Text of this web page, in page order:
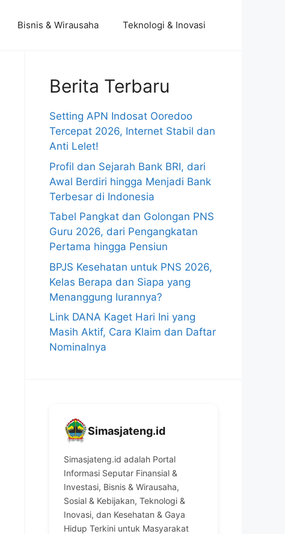
Bisnis & Wirausaha Teknologi & Inovasi
Berita Terbaru
Setting APN Indosat Ooredoo
Tercepat 2026, Internet Stabil dan
Anti Lelet!
Profil dan Sejarah Bank BRI, dari
Awal Berdiri hingga Menjadi Bank
Terbesar di Indonesia
Tabel Pangkat dan Golongan PNS
Guru 2026, dari Pengangkatan
Pertama hingga Pensiun
BPJS Kesehatan untuk PNS 2026,
Kelas Berapa dan Siapa yang
Menanggung Iurannya?
Link DANA Kaget Hari Ini yang
Masih Aktif, Cara Klaim dan Daftar
Nominalnya
Simasjateng.id
Simasjateng.id adalah Portal
Informasi Seputar Finansial &
Investasi, Bisnis & Wirausaha,
Sosial & Kebijakan, Teknologi &
Inovasi, dan Kesehatan & Gaya
Hidup Terkini untuk Masyarakat